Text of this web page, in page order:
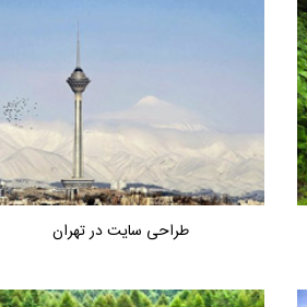
طراحی سایت در تهران